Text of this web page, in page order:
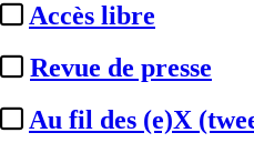
Accès libre
Revue de presse
Au fil des (e)X
Cet article est réservé
99% reste à lire
Pour accéder à cet article, à
formules d'abonnement.